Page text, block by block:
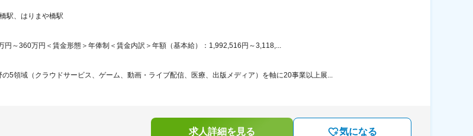
駅、はりまや橋駅
円～360万円＜賃金形態＞年俸制＜賃金内訳＞年額（基本給）：1,992,516円～3,118,...
5領域（クラウドサービス、ゲーム、動画・ライブ配信、医療、出版メディア）を軸に20事業以上展...
求人詳細を見る 気になる